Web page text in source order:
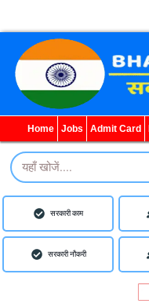
Home Jobs Admit Card
Search
सरकारी काम
सरकारी नौकरी
WhatsApp TelegramYouTube Facebook